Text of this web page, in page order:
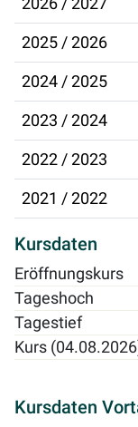
2026 / 2027
2025 / 2026
2024 / 2025
2023 / 2024
2022 / 2023
2021 / 2022
Kursdaten
Eröffnungskurs
Tageshoch
Tagestief
Kurs
Kursdaten